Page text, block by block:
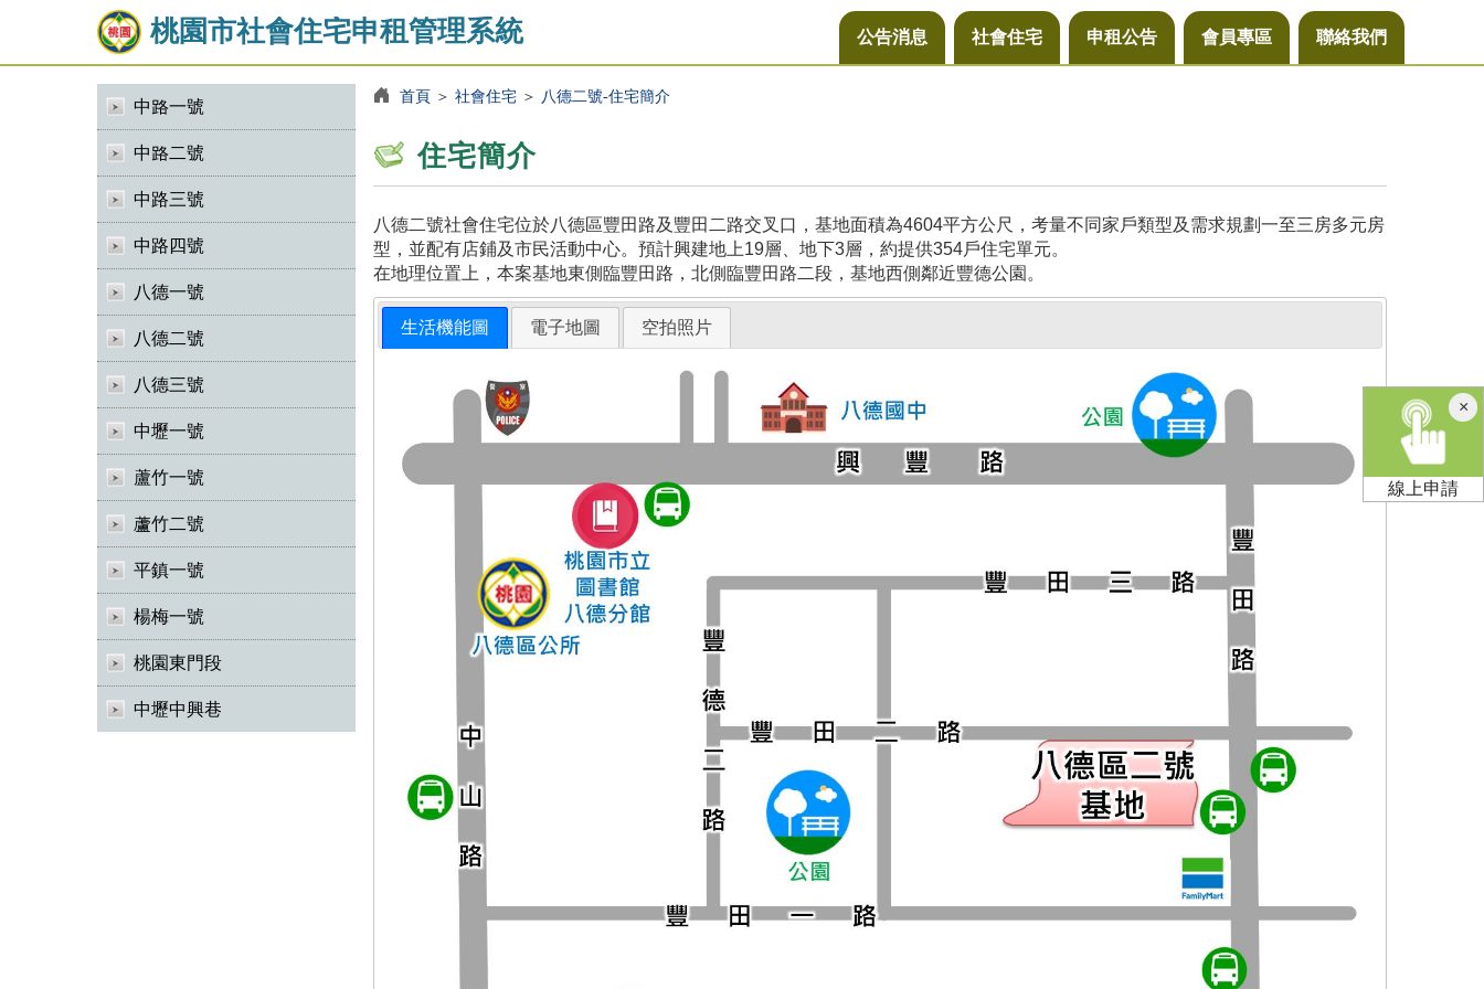
桃園市社會住宅申租管理系統 公告消息 社會住宅 申租公告 會員專區 聯絡我們
中路一號
中路二號
中路三號
中路四號
八德一號
八德二號
八德三號
中壢一號
蘆竹一號
蘆竹二號
平鎮一號
楊梅一號
桃園東門段
中壢中興巷
首頁＞ 社會住宅＞ 八德二號-住宅簡介
住宅簡介
八德二號社會住宅位於八德區豐田路及豐田二路交叉口，基地面積為4604平方公尺，考量不同家戶類型及需求規劃一至三房多元房
型，並配有店鋪及市民活動中心。預計興建地上19層、地下3層，約提供354戶住宅單元。
在地理位置上，本案基地東側臨豐田路，北側臨豐田路二段，基地西側鄰近豐德公園。
生活機能圖 電子地圖 空拍照片
×關
閉
線上申請